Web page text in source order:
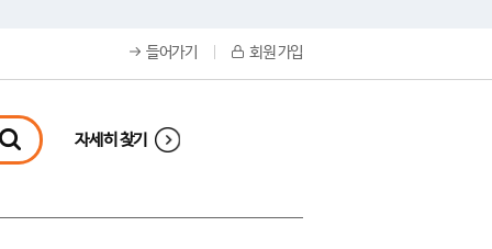
들어가기 회원 가입
자세히 찾기